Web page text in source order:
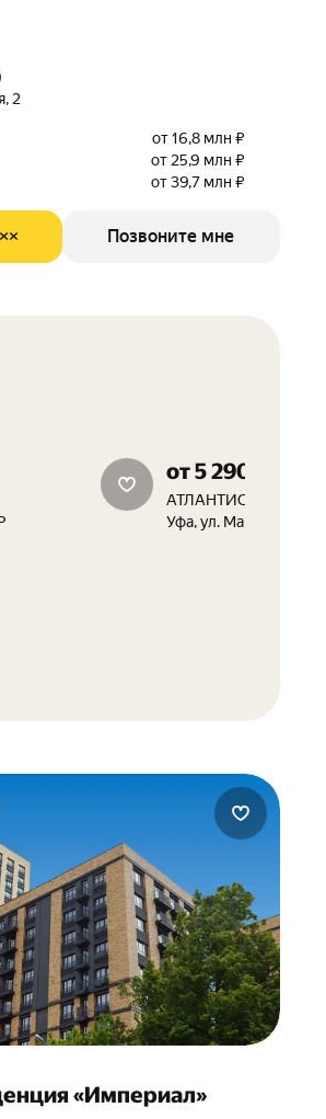
2
от 16,8 млн ₽
от 25,9 млн ₽
от 39,7 млн ₽
Позвоните мне
скидка 15%
от 5 290 600 ₽
АТЛАНТИС
Уфа, ул. Маршала
«Империал»